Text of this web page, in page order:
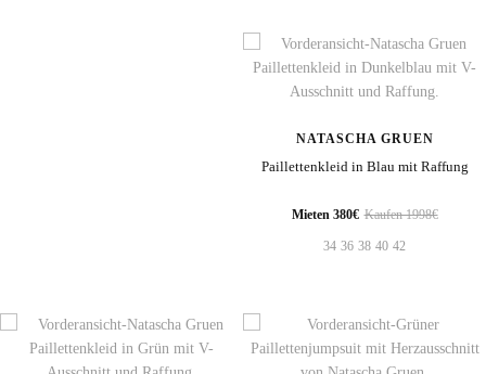
NATASCHA GRUEN
Paillettenkleid in Blau mit Raffung
Mieten 380€ Kaufen 1998€
34 36 38 40 42